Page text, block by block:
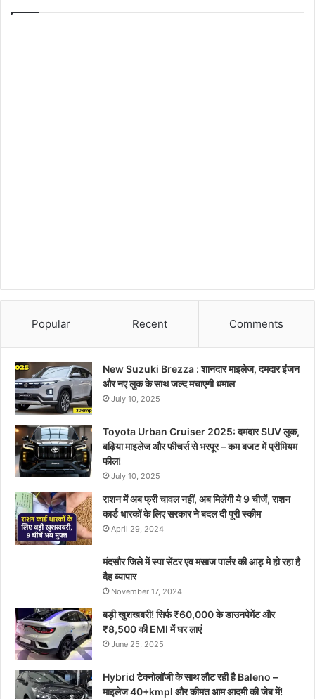
Popular Recent Comments
New Suzuki Brezza : शानदार माइलेज, दमदार इंजन
और नए लुक के साथ जल्द मचाएगी धमाल
July 10, 2025
Toyota Urban Cruiser 2025: दमदार SUV लुक,
बढ़िया माइलेज और फीचर्स से भरपूर – कम बजट में प्रीमियम
फील!
July 10, 2025
राशन में अब फ्री चावल नहीं, अब मिलेंगी ये 9 चीजें, राशन
कार्ड धारकों के लिए सरकार ने बदल दी पूरी स्कीम
April 29, 2024
मंदसौर जिले में स्पा सेंटर एव मसाज पार्लर की आड़ मे हो रहा है
दैह व्यापार
November 17, 2024
बड़ी खुशखबरी! सिर्फ ₹60,000 के डाउनपेमेंट और
₹8,500 की EMI में घर लाएं
June 25, 2025
Hybrid टेक्नोलॉजी के साथ लौट रही है Baleno –
माइलेज 40+kmpl और कीमत आम आदमी की जेब में!